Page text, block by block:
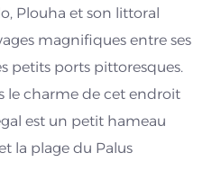
Plouha et son littoral
magnifiques entre ses
petits ports pittoresques.
le charme de cet endroit
est un petit hameau
la plage du Palus